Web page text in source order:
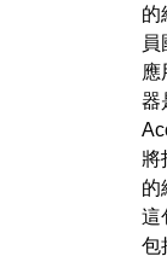
的
應
器
將
的
這
包